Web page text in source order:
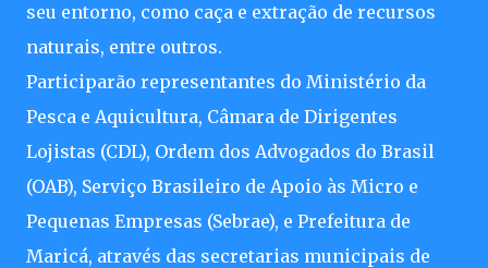
seu entorno, como caça e extração de recursos
naturais, entre outros.
Participarão representantes do Ministério da
Pesca e Aquicultura, Câmara de Dirigentes
Lojistas (CDL), Ordem dos Advogados do Brasil
(OAB), Serviço Brasileiro de Apoio às Micro e
Pequenas Empresas (Sebrae), e Prefeitura de
Maricá, através das secretarias municipais de